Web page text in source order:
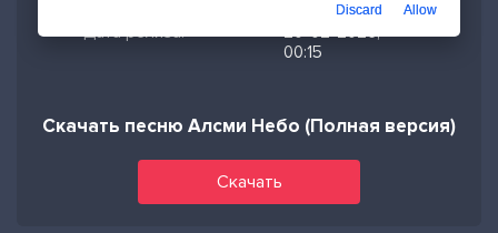
Дата релиза:
20-02-2026,
00:15
Скачать песню Алсми Небо (Полная версия)
Скачать
Discard Allow